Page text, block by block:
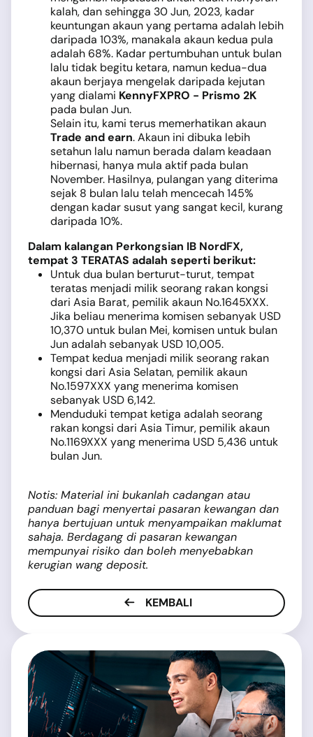
kalah, dan sehingga 30 Jun, 2023, kadar
keuntungan akaun yang pertama adalah lebih
daripada 103%, manakala akaun kedua pula
adalah 68%. Kadar pertumbuhan untuk bulan
lalu tidak begitu ketara, namun kedua-dua
akaun berjaya mengelak daripada kejutan
yang dialami KennyFXPRO - Prismo 2K
pada bulan Jun.
Selain itu, kami terus memerhatikan akaun
Trade and earn. Akaun ini dibuka lebih
setahun lalu namun berada dalam keadaan
hibernasi, hanya mula aktif pada bulan
November. Hasilnya, pulangan yang diterima
sejak 8 bulan lalu telah mencecah 145%
dengan kadar susut yang sangat kecil, kurang
daripada 10%.
Dalam kalangan Perkongsian IB NordFX,
tempat 3 TERATAS adalah seperti berikut:
Untuk dua bulan berturut-turut, tempat
teratas menjadi milik seorang rakan kongsi
dari Asia Barat, pemilik akaun No.1645XXX.
Jika beliau menerima komisen sebanyak USD
10,370 untuk bulan Mei, komisen untuk bulan
Jun adalah sebanyak USD 10,005.
Tempat kedua menjadi milik seorang rakan
kongsi dari Asia Selatan, pemilik akaun
No.1597XXX yang menerima komisen
sebanyak USD 6,142.
Menduduki tempat ketiga adalah seorang
rakan kongsi dari Asia Timur, pemilik akaun
No.1169XXX yang menerima USD 5,436 untuk
bulan Jun.
Notis: Material ini bukanlah cadangan atau
panduan bagi menyertai pasaran kewangan dan
hanya bertujuan untuk menyampaikan maklumat
sahaja. Berdagang di pasaran kewangan
mempunyai risiko dan boleh menyebabkan
kerugian wang deposit.
KEMBALI